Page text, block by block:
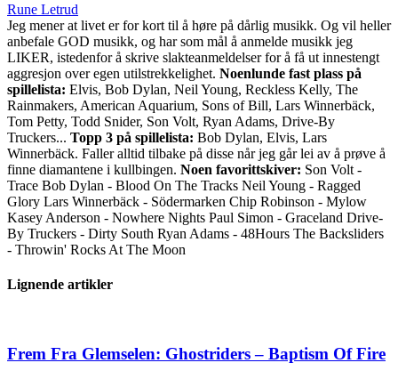
Rune Letrud
Jeg mener at livet er for kort til å høre på dårlig musikk. Og vil heller
anbefale GOD musikk, og har som mål å anmelde musikk jeg
LIKER, istedenfor å skrive slakteanmeldelser for å få ut innestengt
aggresjon over egen utilstrekkelighet. Noenlunde fast plass på
spillelista: Elvis, Bob Dylan, Neil Young, Reckless Kelly, The
Rainmakers, American Aquarium, Sons of Bill, Lars Winnerbäck,
Tom Petty, Todd Snider, Son Volt, Ryan Adams, Drive-By
Truckers... Topp 3 på spillelista: Bob Dylan, Elvis, Lars
Winnerbäck. Faller alltid tilbake på disse når jeg går lei av å prøve å
finne diamantene i kullbingen. Noen favorittskiver: Son Volt -
Trace Bob Dylan - Blood On The Tracks Neil Young - Ragged
Glory Lars Winnerbäck - Södermarken Chip Robinson - Mylow
Kasey Anderson - Nowhere Nights Paul Simon - Graceland Drive-
By Truckers - Dirty South Ryan Adams - 48Hours The Backsliders
- Throwin' Rocks At The Moon
Lignende artikler
Frem Fra Glemselen: Ghostriders – Baptism Of Fire